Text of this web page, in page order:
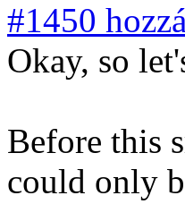
#1450
Okay, so
Before this
could only